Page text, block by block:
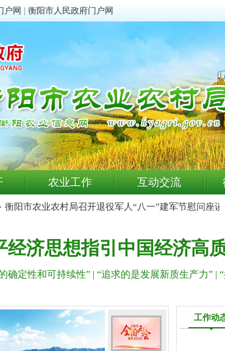
户网 衡阳市人民政府门户网
农业工作 互动交流
阳市农业农村局召开退役军人“八一”建军节慰问座谈会
经济思想指引中国经济高
确定性和可持续性” | “追求的是发展新质生产力” |
工作动